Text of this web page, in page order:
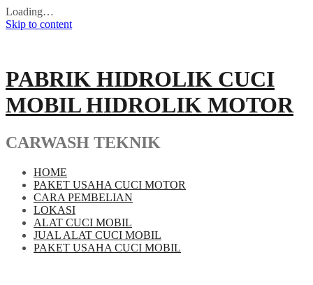
Loading…
Skip to content
PABRIK HIDROLIK CUCI
MOBIL HIDROLIK MOTOR
CARWASH TEKNIK
HOME
PAKET USAHA CUCI MOTOR
CARA PEMBELIAN
LOKASI
ALAT CUCI MOBIL
JUAL ALAT CUCI MOBIL
PAKET USAHA CUCI MOBIL